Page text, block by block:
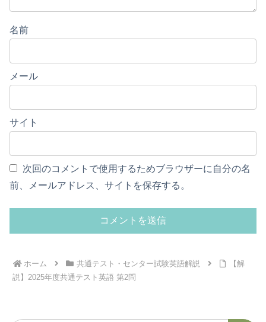
名前
メール
サイト
次回のコメントで使用するためブラウザーに自分の名
前、メールアドレス、サイトを保存する。
ホーム 共通テスト・センター試験英語解説
【解
説】2025年度共通テスト英語 第2問